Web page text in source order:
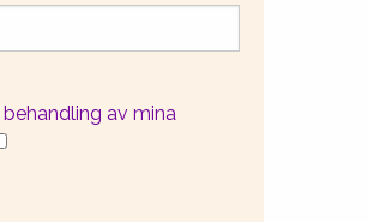
behandling av mina